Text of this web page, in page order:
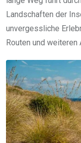
Landschaften der
unvergessliche
Routen und